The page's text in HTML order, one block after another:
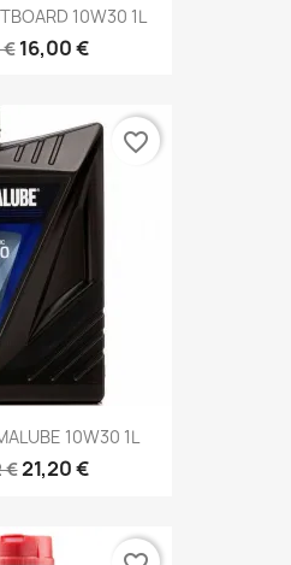
10W30 1L
€ 16,00 €
10W30 1L
€21,20 €
favorite_border